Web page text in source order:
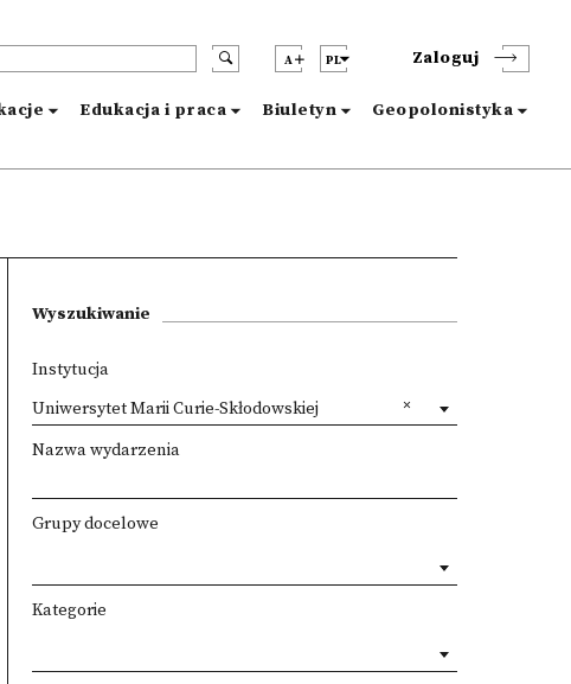
A PL Zaloguj
Edukacja i praca Biuletyn Geopolonistyka
Wyszukiwanie
Instytucja
Uniwersytet Marii Curie-Skłodowskiej
Nazwa wydarzenia
Grupy docelowe
Kategorie